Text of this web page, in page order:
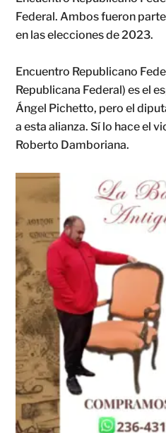
Federal. Ambos fueron
en las elecciones de 2023.
Encuentro Republicano
Republicana Federal) es el
Ángel Pichetto, pero el
a esta alianza. Sí lo hace el
Roberto Damboriana.